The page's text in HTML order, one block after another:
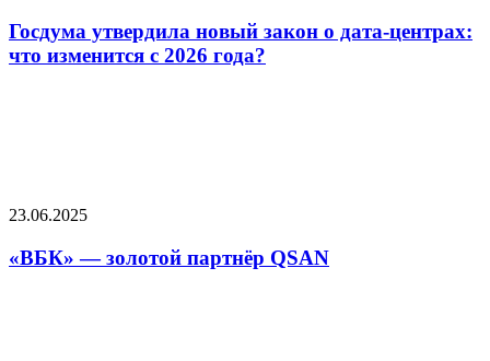
Госдума утвердила новый закон о дата-центрах:
что изменится с 2026 года?
23.06.2025
«ВБК» — золотой партнёр QSAN